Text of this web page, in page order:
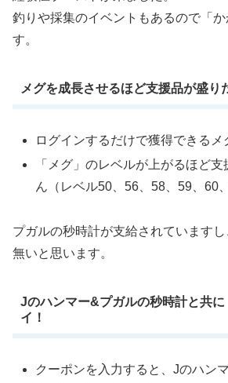
釣りや採集のイベントもあるので「
す。
メグを成長させるほど支援品が盛り
ログインするだけで獲得できるメ
「メグ」のレベルが上がるほど
ん（レベル50、56、58、59、60
プガルの秒時計が支給されています
無いと思います。
Jのハンマー&プガルの秒時計と共に
イ！
クーポンを入力すると、Jのハン